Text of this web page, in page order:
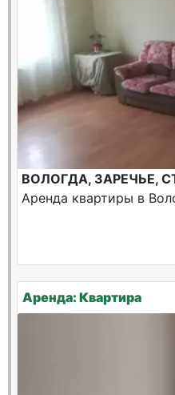
ВОЛОГДА, ЗАРЕЧЬЕ,
Аренда квартиры в
Аренда: Квартира